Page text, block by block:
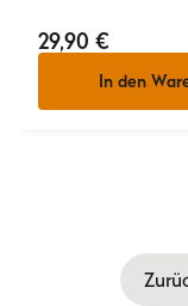
45 g (ohne
Grillgabel
29,90 €
In den